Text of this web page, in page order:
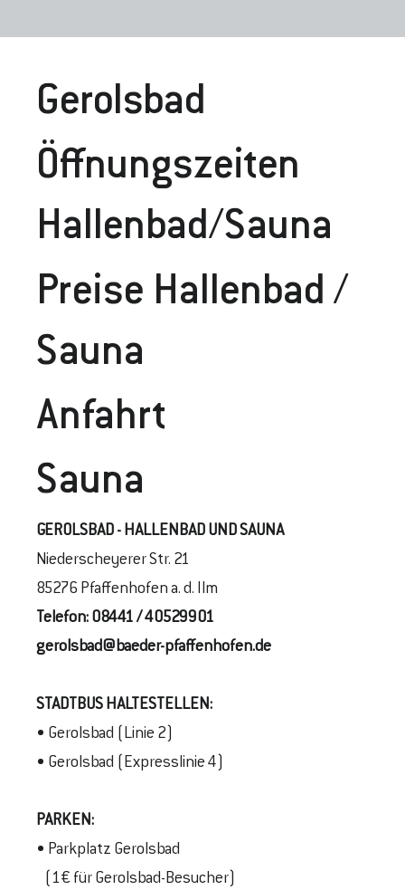
Gerolsbad
Öffnungszeiten
Hallenbad/Sauna
Preise Hallenbad /
Sauna
Anfahrt
Sauna
GEROLSBAD - HALLENBAD UND SAUNA
Niederscheyerer Str. 21
85276 Pfaffenhofen a. d. Ilm
Telefon: 08441 / 40529901
gerolsbad@baeder-pfaffenhofen.de
STADTBUS HALTESTELLEN:
• Gerolsbad (Linie 2)
• Gerolsbad (Expresslinie 4)
PARKEN:
• Parkplatz Gerolsbad
(1€ für Gerolsbad-Besucher)